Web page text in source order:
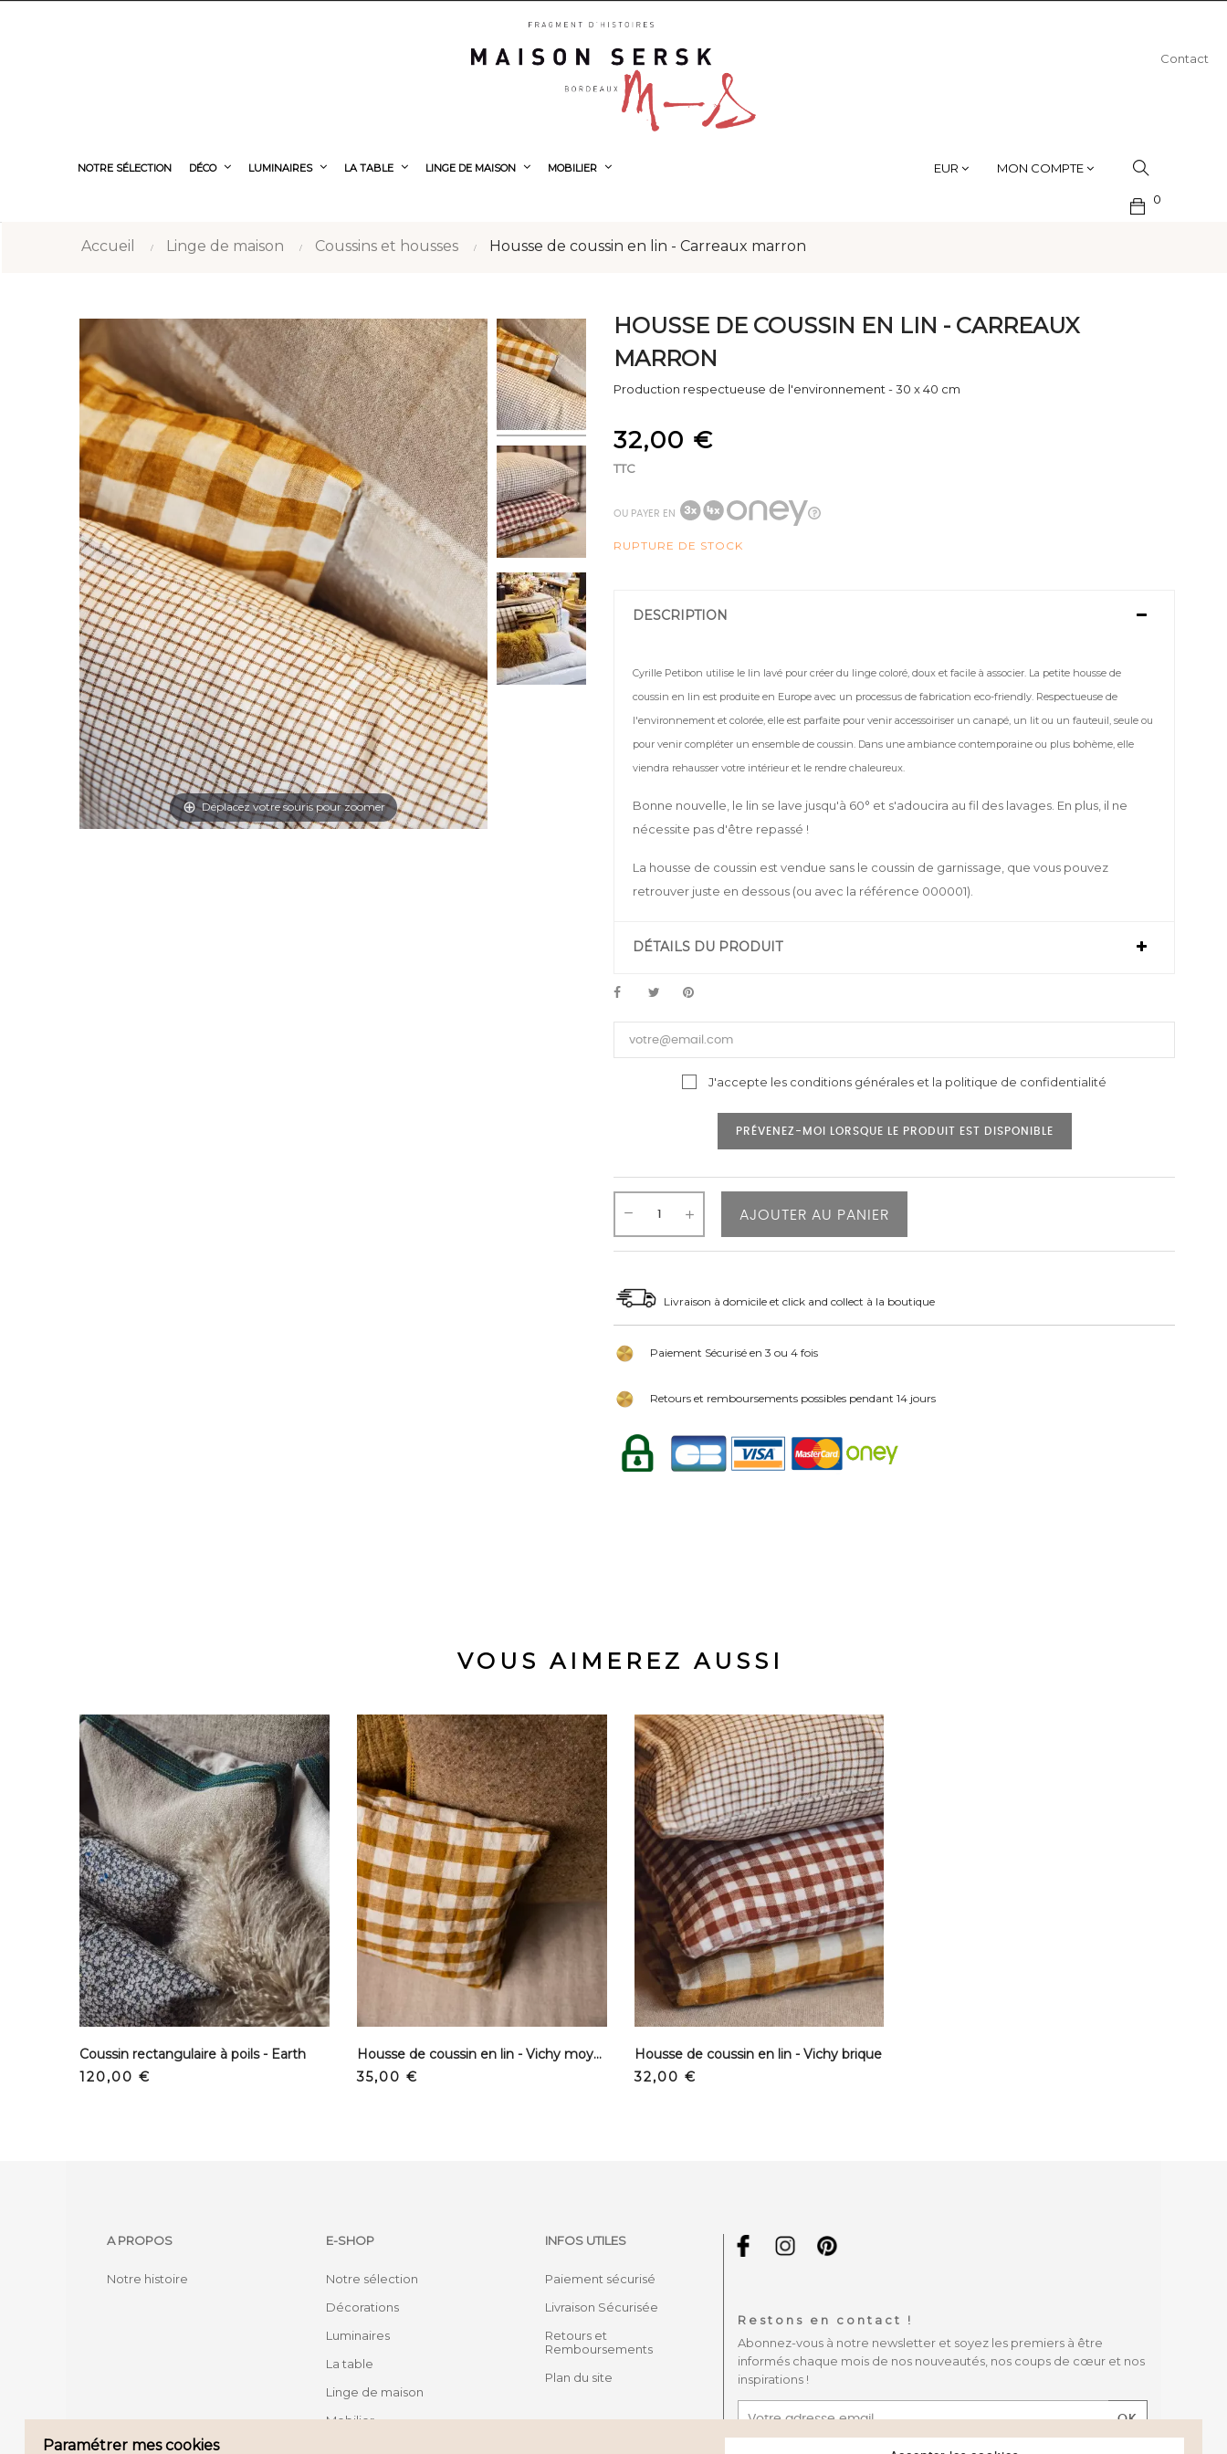
Contact
NOTRE SÉLECTION DÉCO LUMINAIRES LA TABLE LINGE DE MAISON MOBILIER EUR MON COMPTE
0
Accueil Linge de maison Coussins et housses Housse de coussin en lin - Carreaux marron
Déplacez votre souris pour zoomer
HOUSSE DE COUSSIN EN LIN - CARREAUX
MARRON
Production respectueuse de l'environnement - 30 x 40 cm
32,00 €
TTC
OU PAYER EN
RUPTURE DE STOCK
DESCRIPTION
Cyrille Petibon utilise le lin lavé pour créer du linge coloré, doux et facile à associer. La petite housse de
coussin en lin est produite en Europe avec un processus de fabrication eco-friendly. Respectueuse de
l'environnement et colorée, elle est parfaite pour venir accessoiriser un canapé, un lit ou un fauteuil, seule ou
pour venir compléter un ensemble de coussin. Dans une ambiance contemporaine ou plus bohème, elle
viendra rehausser votre intérieur et le rendre chaleureux.
Bonne nouvelle, le lin se lave jusqu'à 60° et s'adoucira au fil des lavages. En plus, il ne
nécessite pas d'être repassé !
La housse de coussin est vendue sans le coussin de garnissage, que vous pouvez
retrouver juste en dessous (ou avec la référence 000001).
DÉTAILS DU PRODUIT
J'accepte les conditions générales et la politique de confidentialité
PRÉVENEZ-MOI LORSQUE LE PRODUIT EST DISPONIBLE
AJOUTER AU PANIER
Livraison à domicile et click and collect à la boutique
Paiement Sécurisé en 3 ou 4 fois
Retours et remboursements possibles pendant 14 jours
VOUS AIMEREZ AUSSI
Coussin rectangulaire à poils - Earth
Prix
120,00 €
Housse de coussin en lin - Vichy moyen curcuma
Prix
35,00 €
Housse de coussin en lin - Vichy brique
Prix
32,00 €
A PROPOS
Notre histoire
E-SHOP
Notre sélection
Décorations
Luminaires
La table
Linge de maison
Mobilier
INFOS UTILES
Paiement sécurisé
Livraison Sécurisée
Retours et
Remboursements
Plan du site
Restons en contact !
Abonnez-vous à notre newsletter et soyez les premiers à être
informés chaque mois de nos nouveautés, nos coups de cœur et nos
inspirations !
OK
J'accepte les conditions générales et la politique de
Paramétrer mes cookies